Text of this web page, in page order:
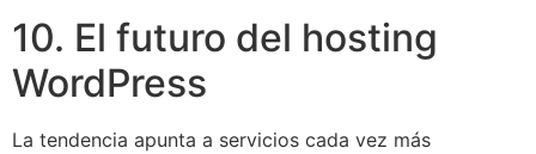
10. El futuro del hosting
WordPress
La tendencia apunta a servicios cada vez más